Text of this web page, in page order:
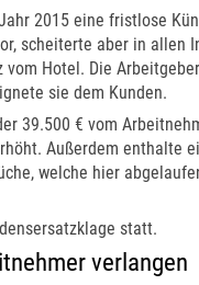
2015 eine fristlose
scheiterte aber in allen
Hotel. Die
sie dem Kunden.
39.500 € vom
Außerdem enthalte
welche hier
statt.
verlangen